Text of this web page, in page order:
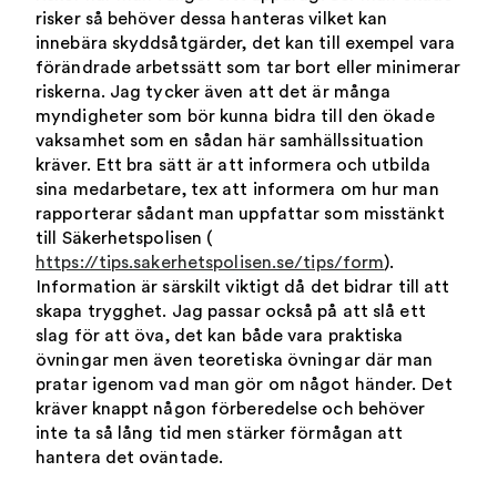
risker så behöver dessa hanteras vilket kan
innebära skyddsåtgärder, det kan till exempel vara
förändrade arbetssätt som tar bort eller minimerar
riskerna. Jag tycker även att det är många
myndigheter som bör kunna bidra till den ökade
vaksamhet som en sådan här samhällssituation
kräver. Ett bra sätt är att informera och utbilda
sina medarbetare, tex att informera om hur man
rapporterar sådant man uppfattar som misstänkt
till Säkerhetspolisen (
https://tips.sakerhetspolisen.se/tips/form).
Information är särskilt viktigt då det bidrar till att
skapa trygghet. Jag passar också på att slå ett
slag för att öva, det kan både vara praktiska
övningar men även teoretiska övningar där man
pratar igenom vad man gör om något händer. Det
kräver knappt någon förberedelse och behöver
inte ta så lång tid men stärker förmågan att
hantera det oväntade.